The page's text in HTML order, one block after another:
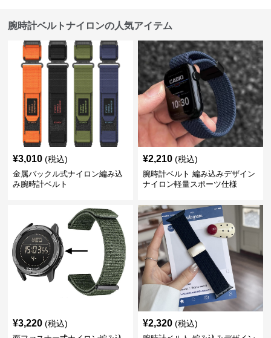
腕時計ベルトナイロンの人気アイテム
¥3,010 (税込)
金属バックル式ナイロン編み込
み腕時計ベルト
¥2,210 (税込)
腕時計ベルト 編み込みデザイン
ナイロン軽量スポーツ仕様
¥3,220 (税込) ¥2,320 (税込)